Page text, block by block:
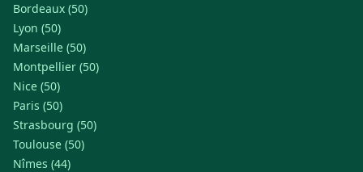
Bordeaux (50)
Lyon (50)
Marseille (50)
Montpellier (50)
Nice (50)
Paris (50)
Strasbourg (50)
Toulouse (50)
Nîmes (44)